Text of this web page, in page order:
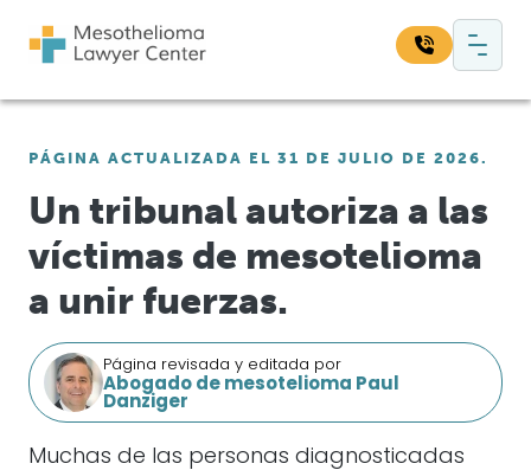
Navegación principal
PÁGINA ACTUALIZADA EL 31 DE JULIO DE 2026.
Un tribunal autoriza a las
víctimas de mesotelioma
a unir fuerzas.
Página revisada y editada por
Abogado de mesotelioma Paul
Danziger
Muchas de las personas diagnosticadas